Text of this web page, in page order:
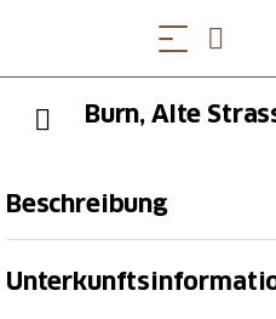
Burn, Alte
Beschreibung
0.3 km, Bahnstation